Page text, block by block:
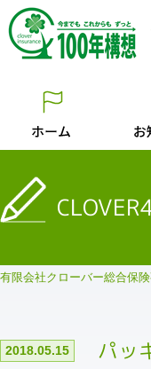
有限会社クローバー総合保
パッ
2018.05.15